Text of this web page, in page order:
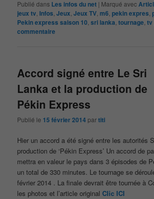
Publié dans Les infos du net | Marqué avec
jeux tv Infos ,Jeux ,Jeux TV ,m6 ,pekin expres ,
Pekin express saison 10 ,sri lanka ,tournage ,tv
commentaire
Accord signé entre Le Sri
Lanka et la production de
Pékin Express
Publié le 15 février 2014 partiti
Hier un accord a été signé entre les autorités
production de ‘Pékin Express’ Un accord de
mettra en valeur le pays dans 3 épisodes de
un total de 330 minutes. Le tournage se
février 2014 . La finale devrait être tournée à
les photos et l’article originalClic ICI